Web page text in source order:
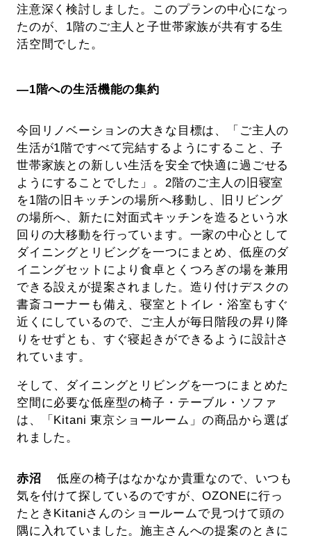
注意深く検討しました。このプランの中心になっ
たのが、1階のご主人と子世帯家族が共有する生
活空間でした。
―1階への生活機能の集約
今回リノベーションの大きな目標は、「ご主人の
生活が1階ですべて完結するようにすること、子
世帯家族との新しい生活を安全で快適に過ごせる
ようにすることでした」。2階のご主人の旧寝室
を1階の旧キッチンの場所へ移動し、旧リビング
の場所へ、新たに対面式キッチンを造るという水
回りの大移動を行っています。一家の中心として
ダイニングとリビングを一つにまとめ、低座のダ
イニングセットにより食卓とくつろぎの場を兼用
できる設えが提案されました。造り付けデスクの
書斎コーナーも備え、寝室とトイレ・浴室もすぐ
近くにしているので、ご主人が毎日階段の昇り降
りをせずとも、すぐ寝起きができるように設計さ
れています。
そして、ダイニングとリビングを一つにまとめた
空間に必要な低座型の椅子・テーブル・ソファ
は、「Kitani 東京ショールーム」の商品から選ば
れました。
赤沼
低座の椅子はなかなか貴重なので、いつも
気を付けて探しているのですが、OZONEに行っ
たときKitaniさんのショールームで見つけて頭の
隅に入れていました。施主さんへの提案のときに